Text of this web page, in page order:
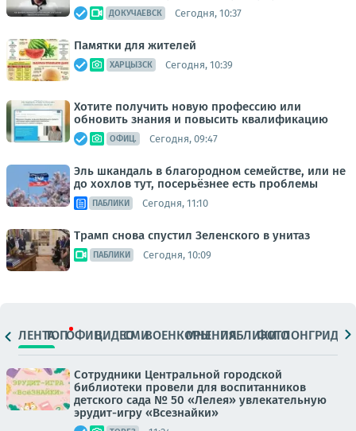
ДОКУЧАЕВСК Сегодня, 10:37
Памятки для жителей
ХАРЦЫЗСК Сегодня, 10:39
Хотите получить новую профессию или
обновить знания и повысить квалификацию
ОФИЦ. Сегодня, 09:47
Эль шкандаль в благородном семействе, или не
до хохлов тут, посерьёзнее есть проблемы
ПАБЛИКИ Сегодня, 11:10
Трамп снова спустил Зеленского в унитаз
ПАБЛИКИ Сегодня, 10:09
ЛЕНТАТОПОФИЦ.ВИДЕОСМИВОЕНКОРЫМНЕНИЯПАБЛИКИ
ФОТОЛОНГРИДЫ
Сотрудники Центральной городской
библиотеки провели для воспитанников
детского сада № 50 «Лелея» увлекательную
эрудит-игру «Всезнайки»